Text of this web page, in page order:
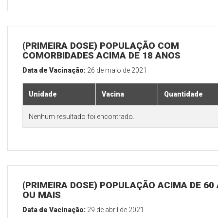
(PRIMEIRA DOSE) POPULAÇÃO COM
COMORBIDADES ACIMA DE 18 ANOS
Data de Vacinação: 26 de maio de 2021
Unidade Vacina Quantidade
Nenhum resultado foi encontrado.
(PRIMEIRA DOSE) POPULAÇÃO ACIMA DE 60
OU MAIS
Data de Vacinação: 29 de abril de 2021